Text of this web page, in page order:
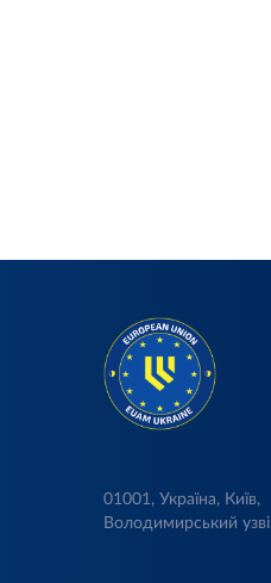
01001, Україна, Київ,
Володимирський